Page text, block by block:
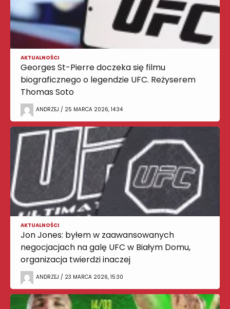
AKTUALNOŚCI
Georges St-Pierre doczeka się filmu
biograficznego o legendzie UFC. Reżyserem
Thomas Soto
ANDRZEJ / 25 MARCA 2026, 14:34
AKTUALNOŚCI
Jon Jones: byłem w zaawansowanych
negocjacjach na galę UFC w Białym Domu,
organizacja twierdzi inaczej
ANDRZEJ / 23 MARCA 2026, 15:30